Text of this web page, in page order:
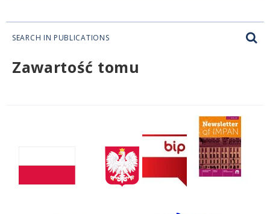
SEARCH IN PUBLICATIONS
Zawartość tomu